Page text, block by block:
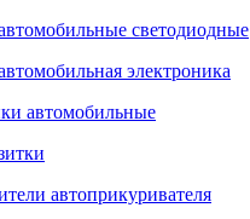
светодиодные
электроника
автомобильные
автоприкуривателя